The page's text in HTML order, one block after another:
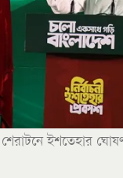
শেরাটনে ইশতেহার